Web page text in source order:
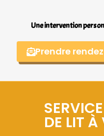
Une intervention
Prendre
DE LIT